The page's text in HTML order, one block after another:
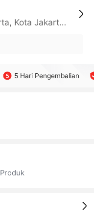
Daerah Khusus Ibukota Jakarta, Kota Jakarta Barat, Cengkareng, yy
5 Hari Pengembalian
Produk